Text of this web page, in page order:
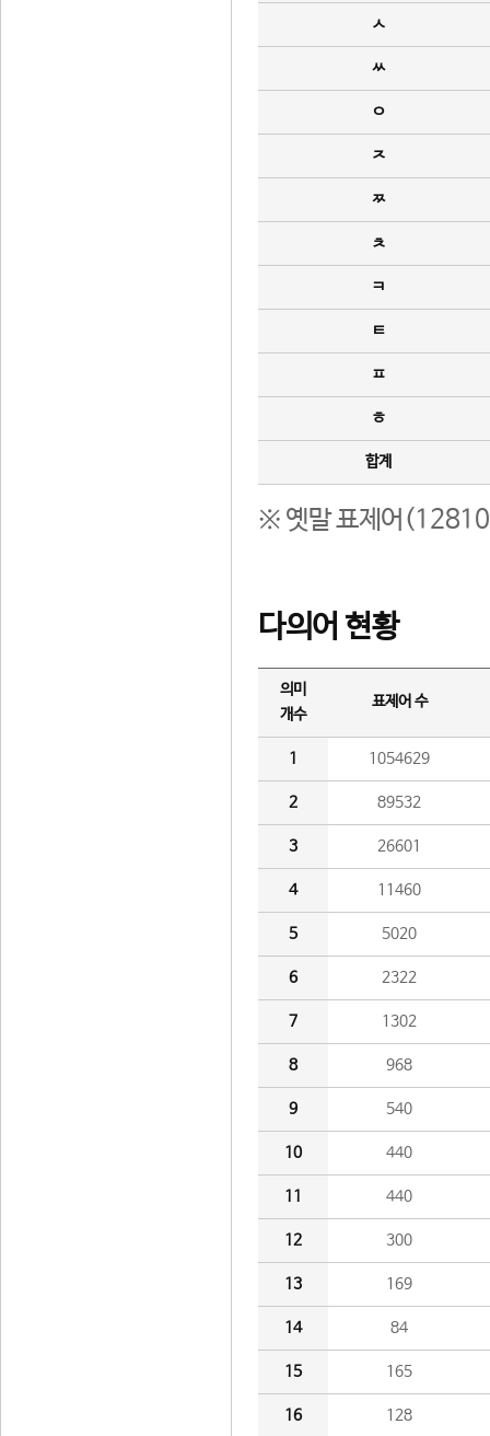
ㅅ
ㅆ
ㅇ
ㅈ
ㅉ
ㅊ
ㅋ
ㅌ
ㅍ
ㅎ
합계
※ 옛말 표제어(12810
다의어 현황
의미
개수
표제어 수
1 1054629
2 89532
3 26601
4 11460
5 5020
6 2322
7 1302
8 968
9 540
10 440
11 440
12 300
13 169
14 84
15 165
16 128